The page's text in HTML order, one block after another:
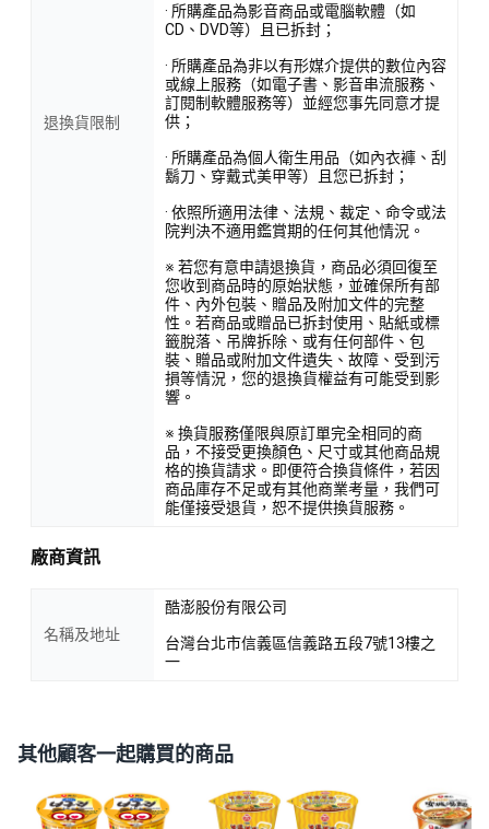
退換貨限制
· 所購產品為影音商品或電腦軟體（如
CD、DVD等）且已拆封；
· 所購產品為非以有形媒介提供的數位內容
或線上服務（如電子書、影音串流服務、
訂閱制軟體服務等）並經您事先同意才提
供；
· 所購產品為個人衛生用品（如內衣褲、刮
鬍刀、穿戴式美甲等）且您已拆封；
· 依照所適用法律、法規、裁定、命令或法
院判決不適用鑑賞期的任何其他情況。
※ 若您有意申請退換貨，商品必須回復至
您收到商品時的原始狀態，並確保所有部
件、內外包裝、贈品及附加文件的完整
性。若商品或贈品已拆封使用、貼紙或標
籤脫落、吊牌拆除、或有任何部件、包
裝、贈品或附加文件遺失、故障、受到污
損等情況，您的退換貨權益有可能受到影
響。
※ 換貨服務僅限與原訂單完全相同的商
品，不接受更換顏色、尺寸或其他商品規
格的換貨請求。即便符合換貨條件，若因
商品庫存不足或有其他商業考量，我們可
能僅接受退貨，恕不提供換貨服務。
廠商資訊
名稱及地址
酷澎股份有限公司
台灣台北市信義區信義路五段7號13樓之
一
其他顧客一起購買的商品